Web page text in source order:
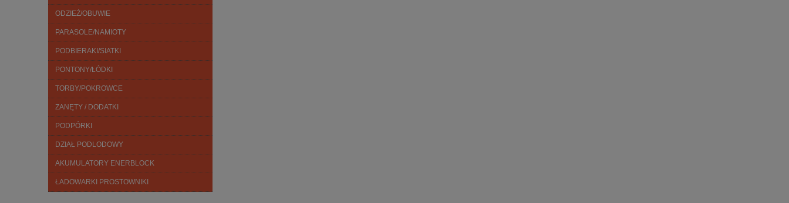
ODZIEŻ/OBUWIE
PARASOLE/NAMIOTY
PODBIERAKI/SIATKI
PONTONY/ŁÓDKI
TORBY/POKROWCE
ZANĘTY / DODATKI
PODPÓRKI
DZIAŁ PODLODOWY
AKUMULATORY ENERBLOCK
ŁADOWARKI PROSTOWNIKI